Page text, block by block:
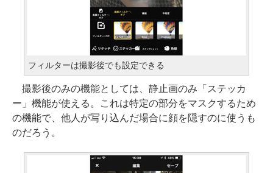
フィルターは撮影後でも設定できる
撮影後のみの機能としては、静止画のみ「ステッカ
ー」機能が使える。これは特定の部分をマスクするため
の機能で、他人が写り込んだ場合に顔を隠すのに使うも
のだろう。